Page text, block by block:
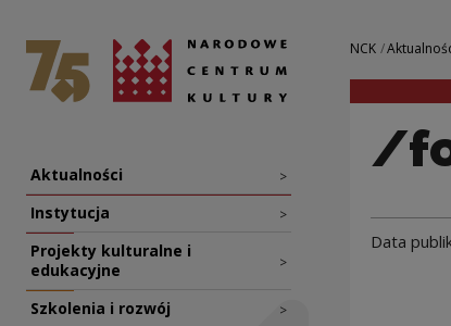
/fotorelacje/
Narodowe Centrum Kultury
Nawigacja
Aktualności >
Instytucja >
Projekty kulturalne i
edukacyjne
>
Szkolenia i rozwój >
Nawigacja
NCK
/
Data